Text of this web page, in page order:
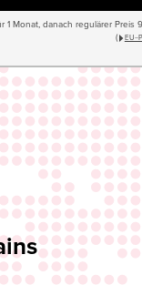
1 Monat, danach regulärer Preis
(